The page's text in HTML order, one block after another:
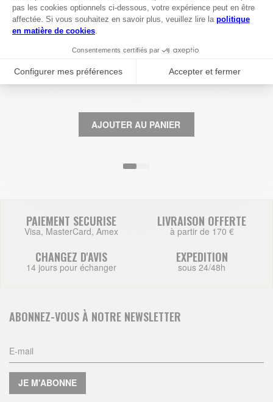
ETUI STYLO DIANA
AJOUTER AU PANIER
PAIEMENT SECURISE
Visa, MasterCard, Amex
LIVRAISON OFFERTE
à partir de 170 €
CHANGEZ D'AVIS
14 jours pour échanger
EXPEDITION
sous 24/48h
ABONNEZ-VOUS À NOTRE NEWSLETTER
JE M'ABONNE